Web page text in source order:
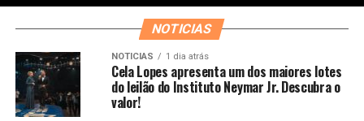
NOTICIAS
NOTICIAS 1 dia atrás
Cela Lopes apresenta um dos maiores lotes
do leilão do Instituto Neymar Jr. Descubra o
valor!